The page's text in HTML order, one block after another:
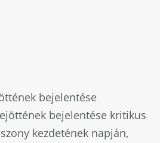
bejelentése
bejelentése kritikus
kezdetének napján,